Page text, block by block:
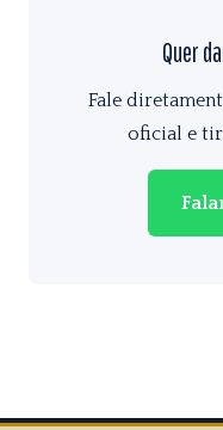
Quer
Fale
oficial e